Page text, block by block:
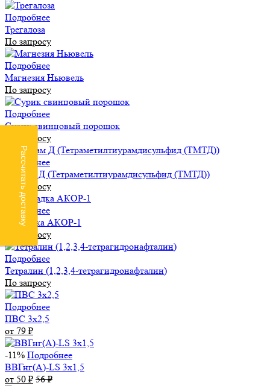
Подробнее
Трегалоза
По запросу
Подробнее
Магнезия Ньювель
По запросу
Подробнее
Сурик свинцовый порошок
По запросу
Подробнее
Тиурам Д (Тетраметилтиурамдисульфид (ТМТД))
По запросу
Подробнее
Присадка АКОР-1
По запросу
Подробнее
Тетралин (1,2,3,4-тетрагидронафталин)
По запросу
Подробнее
ПВС 3х2,5
от 79 ₽
-11% Подробнее
ВВГнг(А)-LS 3х1,5
от 50 ₽ 56₽
Рассчитать доставку